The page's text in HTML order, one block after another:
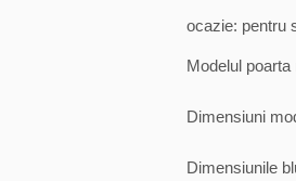
ocazie: pentru
Modelul
Dimensiuni
Dimensiunile